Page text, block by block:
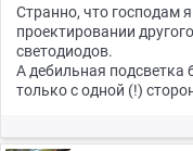
Cтранно, что господам
проектировании
светодиодов.
А дебильная
только с одной (!)